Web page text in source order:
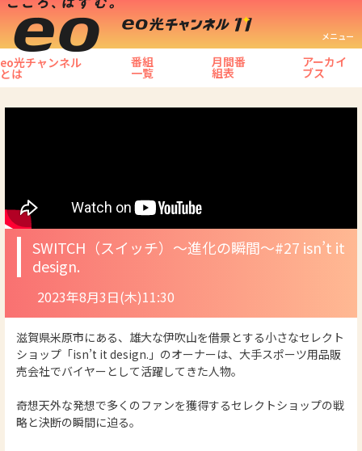
メニュー
eo光チャンネル
とは
番組
一覧
月間番
組表
アーカイ
ブス
SWITCH（スイッチ）～進化の瞬間～#27 isn’t it
design.
2023年8月3日(木)11:30
滋賀県米原市にある、雄大な伊吹山を借景とする小さなセレクト
ショップ「isn’t it design.」のオーナーは、大手スポーツ用品販
売会社でバイヤーとして活躍してきた人物。
奇想天外な発想で多くのファンを獲得するセレクトショップの戦
略と決断の瞬間に迫る。